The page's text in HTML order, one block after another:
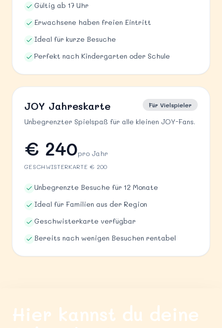
Gültig ab 17 Uhr
Erwachsene haben freien Eintritt
Ideal für kurze Besuche
Perfekt nach Kindergarten oder Schule
Für Vielspieler
JOY Jahreskarte
Unbegrenzter Spielspaß für alle kleinen JOY-Fans.
€ 240pro Jahr
GESCHWISTERKARTE € 200
Unbegrenzte Besuche für 12 Monate
Ideal für Familien aus der Region
Geschwisterkarte verfügbar
Bereits nach wenigen Besuchen rentabel
Hier kannst du deine